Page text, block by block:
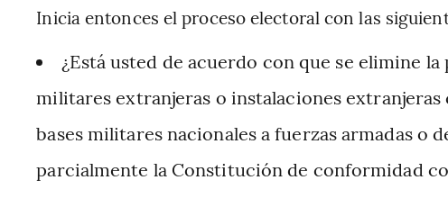
Inicia entonces el proceso electoral con las
¿Está usted de acuerdo con que se elimine
militares extranjeras o instalaciones
bases militares nacionales a fuerzas armadas o
parcialmente la Constitución de conformidad